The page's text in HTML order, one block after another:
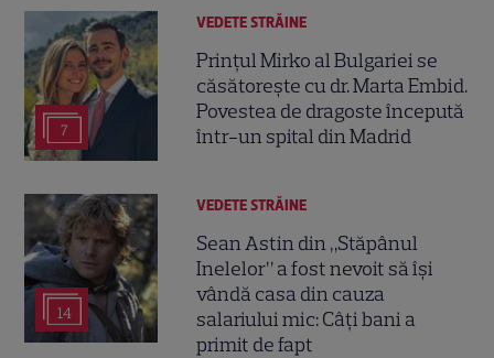
7
VEDETE STRĂINE
Prințul Mirko al Bulgariei se
căsătorește cu dr. Marta Embid.
Povestea de dragoste începută
într-un spital din Madrid
14
VEDETE STRĂINE
Sean Astin din „Stăpânul
Inelelor” a fost nevoit să își
vândă casa din cauza
salariului mic: Câți bani a
primit de fapt